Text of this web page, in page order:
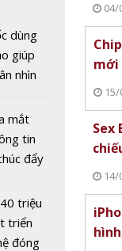
cầu
dùng
giúp
nhìn
mắt
tin
đẩy
triệu
triển
đóng
04/
mới
15/
Sex
14/